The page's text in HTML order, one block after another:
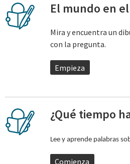
El mundo en
Mira y encuentra un
con la pregunta.
Empieza
¿Qué tiempo
Lee y aprende palabras
Comienza